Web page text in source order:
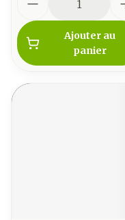
Ajouter au
panier